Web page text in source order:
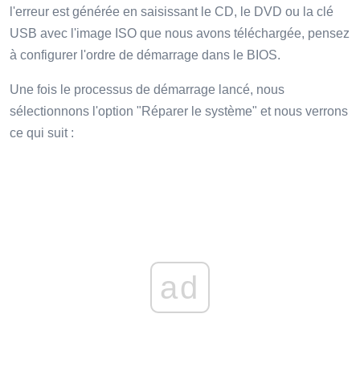
l'erreur est générée en saisissant le CD, le DVD ou la clé
USB avec l'image ISO que nous avons téléchargée, pensez
à configurer l'ordre de démarrage dans le BIOS.
Une fois le processus de démarrage lancé, nous
sélectionnons l'option "Réparer le système" et nous verrons
ce qui suit :
ad